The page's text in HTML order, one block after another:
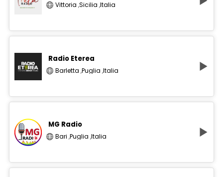
Vittoria ,Sicilia ,Italia
Radio Eterea
Barletta ,Puglia ,Italia
MG Radio
Bari ,Puglia ,Italia